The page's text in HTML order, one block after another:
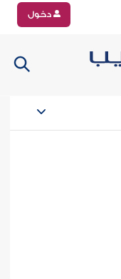
دخول